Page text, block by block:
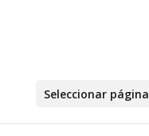
Seleccionar página